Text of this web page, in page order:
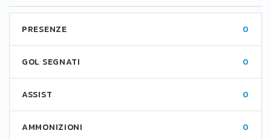
PRESENZE 0
GOL SEGNATI 0
ASSIST 0
AMMONIZIONI 0